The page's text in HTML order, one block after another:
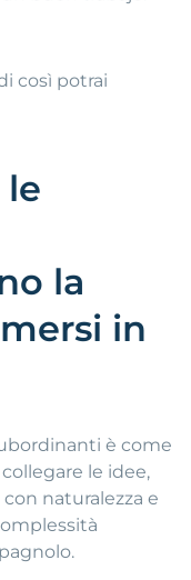
così potrai
le
la
in
è come
le idee,
naturalezza e